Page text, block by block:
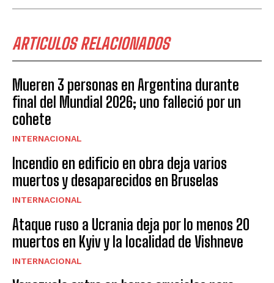
ARTICULOS RELACIONADOS
Mueren 3 personas en Argentina durante
final del Mundial 2026; uno falleció por un
cohete
INTERNACIONAL
Incendio en edificio en obra deja varios
muertos y desaparecidos en Bruselas
INTERNACIONAL
Ataque ruso a Ucrania deja por lo menos 20
muertos en Kyiv y la localidad de Vishneve
INTERNACIONAL